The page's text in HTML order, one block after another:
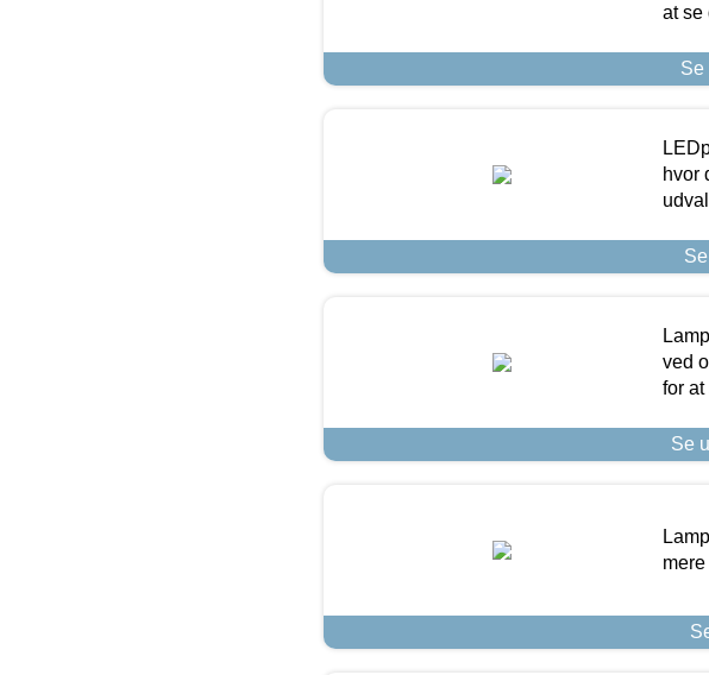
at se
Se
hvor
ved
for at
Se